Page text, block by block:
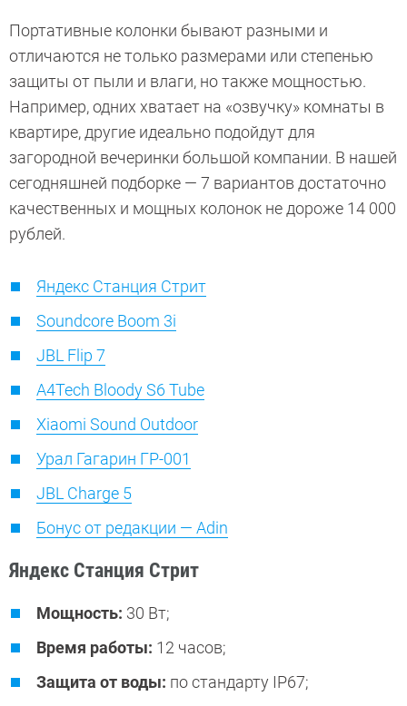
Портативные колонки бывают разными и
отличаются не только размерами или степенью
защиты от пыли и влаги, но также мощностью.
Например, одних хватает на «озвучку» комнаты в
квартире, другие идеально подойдут для
загородной вечеринки большой компании. В нашей
сегодняшней подборке — 7 вариантов достаточно
качественных и мощных колонок не дороже 14 000
рублей.
Яндекс Станция Стрит
Soundcore Boom 3i
JBL Flip 7
A4Tech Bloody S6 Tube
Xiaomi Sound Outdoor
Урал Гагарин ГР-001
JBL Charge 5
Бонус от редакции — Adin
Яндекс Станция Стрит
Мощность: 30 Вт;
Время работы: 12 часов;
Защита от воды: по стандарту IP67;